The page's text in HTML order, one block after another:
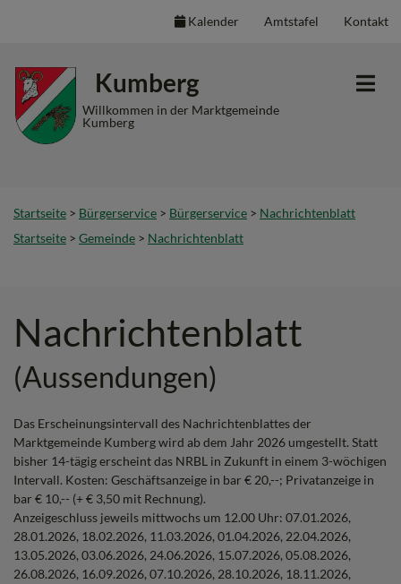
Accesskey
1)
Accesskey
2)
Accesskey
3)
Kalender Amtstafel Kontakt
Kumberg
Willkommen in der Marktgemeinde
Kumberg
Startseite > Bürgerservice > Bürgerservice > Nachrichtenblatt
Startseite > Gemeinde > Nachrichtenblatt
Nachrichtenblatt
(Aussendungen)
Das Erscheinungsintervall des Nachrichtenblattes der
Marktgemeinde Kumberg wird ab dem Jahr 2026 umgestellt. Statt
bisher 14-tägig erscheint das NRBL in Zukunft in einem 3-wöchigen
Intervall. Kosten: Geschäftsanzeige in bar € 20,--; Privatanzeige in
bar € 10,-- (+ € 3,50 mit Rechnung).
Anzeigeschluss jeweils mittwochs um 12.00 Uhr: 07.01.2026,
28.01.2026, 18.02.2026, 11.03.2026, 01.04.2026, 22.04.2026,
13.05.2026, 03.06.2026, 24.06.2026, 15.07.2026, 05.08.2026,
26.08.2026, 16.09.2026, 07.10.2026, 28.10.2026, 18.11.2026,